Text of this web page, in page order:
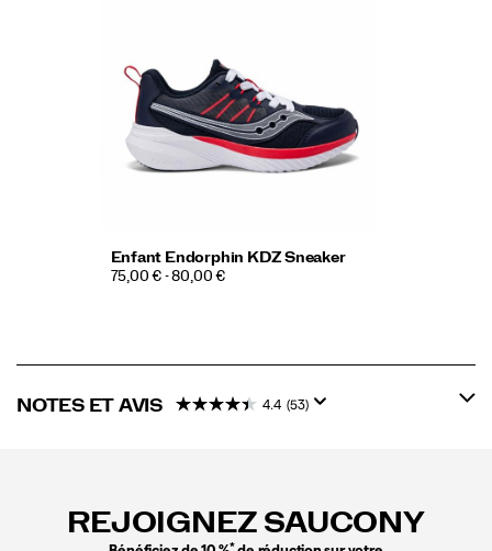
Enfant Endorphin KDZ Sneaker
75,00 € - 80,00 €
NOTES ET AVIS 4.4 (53)
REJOIGNEZ SAUCONY
*